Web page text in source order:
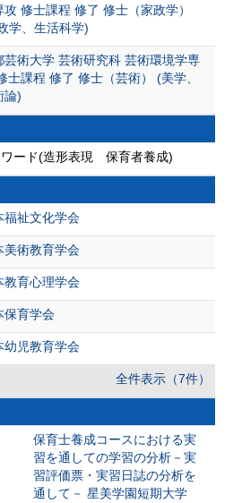
攻 修士課程 修了 修士（家政学）
学、生活科学)
芸術大学 芸術研究科 芸術環境学専
士課程 修了 修士（芸術） (美学、
論)
ード(造形表現 保育者養成)
福祉文化学会
美術教育学会
教育心理学会
保育学会
幼児教育学会
全件表示（7件）
保育士養成コースにおける実
習を通しての学習の分析－実
習評価票・実習日誌の分析を
通して－ 星美学園短期大学